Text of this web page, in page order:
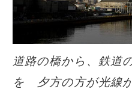
道路の橋から、鉄道
を 夕方の方が光線